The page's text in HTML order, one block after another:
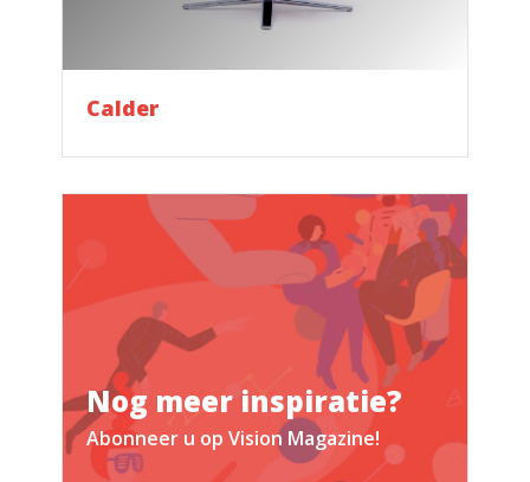
Calder
Nog meer inspiratie?
Abonneer u op Vision Magazine!